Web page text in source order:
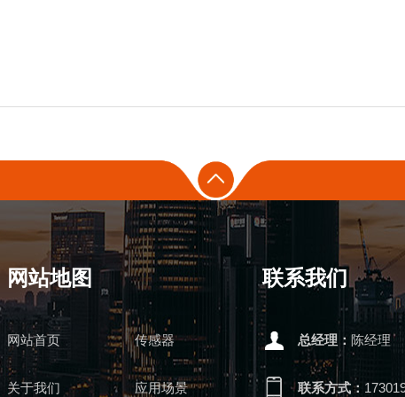
网站地图
网站首页 传感器
关于我们 应用场景
联系我们
总经理： 陈经理
联系方式：